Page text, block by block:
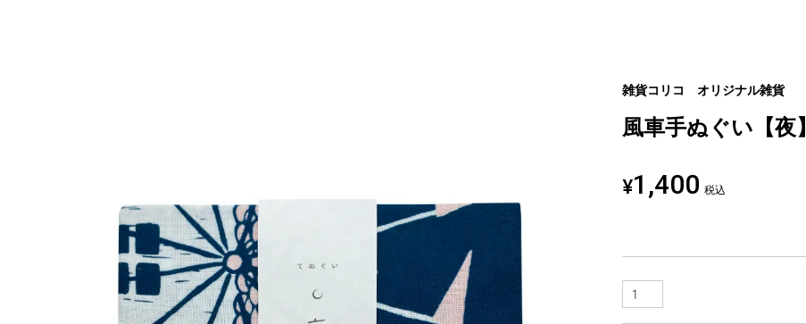
雑貨コリコ オリジナル雑貨
風車手ぬぐい【夜】
¥1,400 税込